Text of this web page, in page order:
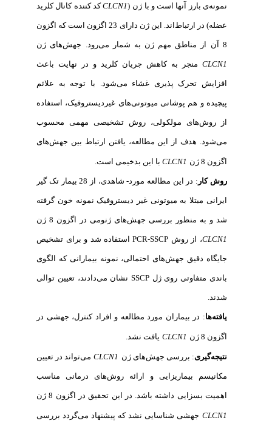
نمونه‌ی بارز آنها است و با ژن (
CLCN1کد کننده کانال کلرید
عضله) در ارتباط‌اند. این ژن دارای 23 اگزون است که اگزون
CLCN1منجر به کاهش جریان کلرید و در نهایت باعث
افزایش تحرک پذیری غشاء می‌شود. با توجه به علائم
پیچیده و هم پوشانی میوتونی‌های غیردیستروفیک، استفاده
از روش‌های مولکولی، روش تشخیصی مهمی محسوب
می‌شود. هدف از این مطالعه، یافتن ارتباط بین جهش‌های
اگزون 8 ژن CLCN1با این بدخیمی است.
روش کار : در این مطالعه مورد- شاهدی، از 28 بیمار تک گیر
ایرانی مبتلا به میوتونی غیر دیستروفیک نمونه خون گرفته
شد و به منظور بررسی جهش‌های ژنومی در اگزون 8 ژن
CLCN1، از روشPCR-SSCPاستفاده شد و برای تشخیص
جایگاه دقیق جهش‌های احتمالی، نمونه بیمارانی که الگوی
باندی متفاوتی روی ژل SSCPنشان می‌دادند، تعیین توالی
شدند .
یافته‌ها: در بیماران مورد مطالعه و افراد کنترل، جهشی در
اگزون 8 ژن CLCN1 یافت نشد.
نتیجه‌گیری : بررسی جهشهای ژن CLCN1 می‌تواند در تعیین
مکانیسم بیماریزایی و ارائه روش‌های درمانی مناسب
اهمیت بسزایی داشته باشد. در این تحقیق در اگزون 8 ژن
CLCN1 جهشی شناسایی نشد که پیشنهاد می‌گردد بررسی